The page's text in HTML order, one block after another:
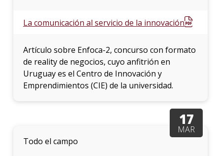
La comunicación al servicio de la innovación
Artículo sobre Enfoca-2, concurso con formato
de reality de negocios, cuyo anfitrión en
Uruguay es el Centro de Innovación y
Emprendimientos (CIE) de la universidad.
17
MAR
Todo el campo